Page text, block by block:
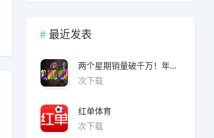
最近发表
两个星期销量破千万！年度爆款诞生了 3A看了都眼红
次下载
红单体育
次下载